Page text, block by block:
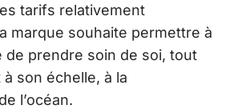
tarifs relativement
marque souhaite permettre à
de prendre soin de soi, tout
son échelle, à la
l’océan.